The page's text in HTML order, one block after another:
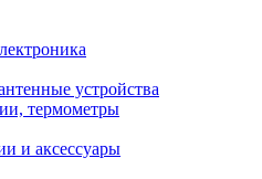
устройства
термометры
и аксессуары